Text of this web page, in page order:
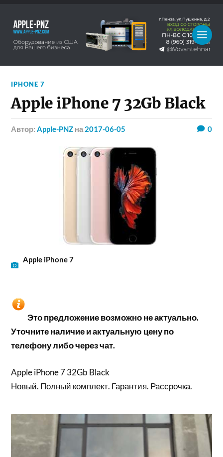
IPHONE 7
Apple iPhone 7 32Gb Black
Автор:Apple-PNZ на 2017-06-05 0
Apple iPhone 7
Это предложение возможно не актуально.
Уточните наличие и актуальную цену по
телефону либо через чат.
Apple iPhone 7 32Gb Black
Новый. Полный комплект. Гарантия. Рассрочка.